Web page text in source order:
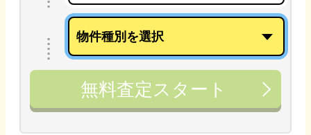
無料査定スタート